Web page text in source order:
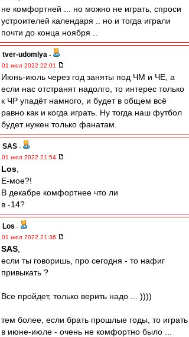
не комфортней ... но можно не играть, спроси
устроителей календаря .. но и тогда играли
почти до конца ноября ..
tver-udomlya -
01 июл 2022 22:01
Июнь-июль через год заняты под ЧМ и ЧЕ, а
если нас отстранят надолго, то интерес только
к ЧР упадёт намного, и будет в общем всё
равно как и когда играть. Ну тогда наш футбол
будет нужен только фанатам.
SAS -
01 июл 2022 21:54
Los
Е-мое?!
В декабре комфортнее что ли
в -14?
Los -
01 июл 2022 21:36
SAS
если ты говоришь, про сегодня - то нафиг
привыкать ?
Все пройдет, только верить надо ... ))))
тем более, если брать прошлые годы, то играть
в июне-июле - очень не комфортно было ...